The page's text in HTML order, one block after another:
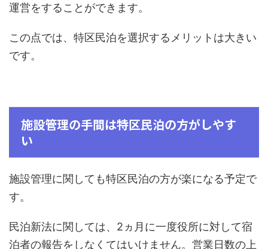
運営をすることができます。
この点では、特区民泊を選択するメリットは大きい
です。
施設管理の手間は特区民泊の方がしやす
い
施設管理に関しても特区民泊の方が楽になる予定で
す。
民泊新法に関しては、2ヵ月に一度役所に対して宿
泊者の報告をしなくてはいけません。営業日数の上